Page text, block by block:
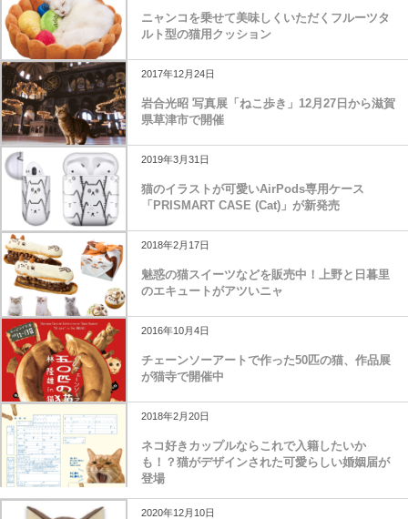
ニャンコを乗せて美味しくいただくフルーツタ
ルト型の猫用クッション
2017年12月24日
岩合光昭 写真展「ねこ歩き」12月27日から滋賀
県草津市で開催
2019年3月31日
猫のイラストが可愛いAirPods専用ケース
「PRISMART CASE (Cat)」が新発売
2018年2月17日
魅惑の猫スイーツなどを販売中！上野と日暮里
のエキュートがアツいニャ
2016年10月4日
チェーンソーアートで作った50匹の猫、作品展
が猫寺で開催中
2018年2月20日
ネコ好きカップルならこれで入籍したいか
も！？猫がデザインされた可愛らしい婚姻届が
登場
2020年12月10日